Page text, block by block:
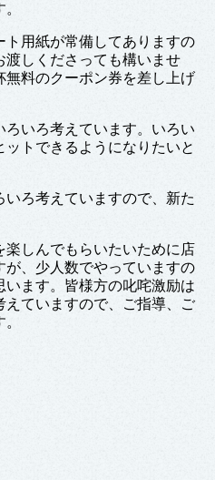
ト用紙が常備してありますの
渡しくださっても構いませ
料のクーポン券を差し上げ
いろ考えています。いろい
トできるようになりたいと
ろ考えていますので、新た
しんでもらいたいために店
が、少人数でやっていますの
ます。皆様方の叱咤激励は
ていますので、ご指導、ご